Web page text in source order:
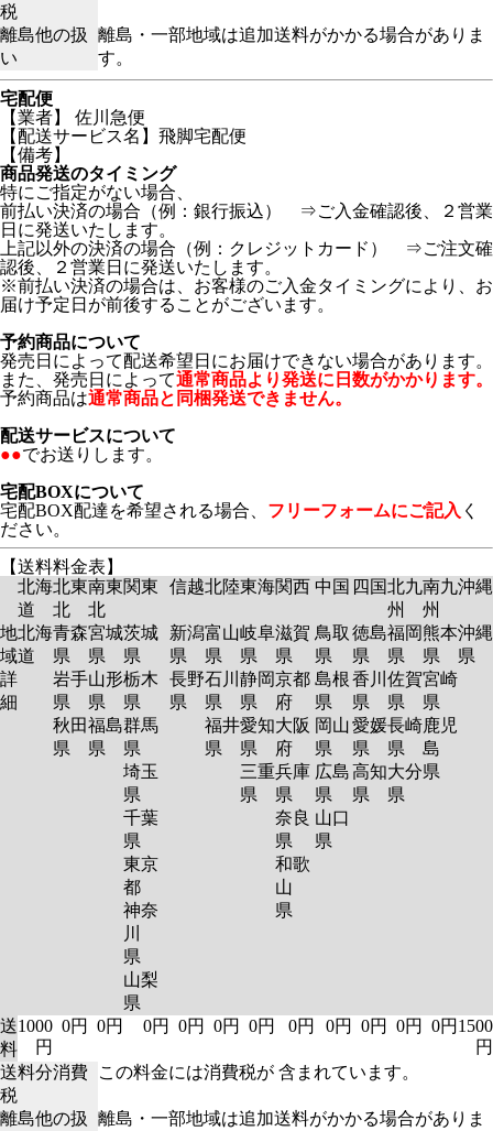
税
離島他の扱
い
離島・一部地域は追加送料がかかる場合がありま
す。
宅配便
【業者】 佐川急便
【配送サービス名】飛脚宅配便
【備考】
商品発送のタイミング
特にご指定がない場合、
前払い決済の場合（例：銀行振込） ⇒ご入金確認後、２営業
日に発送いたします。
上記以外の決済の場合（例：クレジットカード） ⇒ご注文確
認後、２営業日に発送いたします。
※前払い決済の場合は、お客様のご入金タイミングにより、お
届け予定日が前後することがございます。
予約商品について
発売日によって配送希望日にお届けできない場合があります。
また、発売日によって通常商品より発送に日数がかかります。
予約商品は通常商品と同梱発送できません。
配送サービスについて
●●でお送りします。
宅配BOXについて
宅配BOX配達を希望される場合、 フリーフォームにご記入 く
ださい。
【送料料金表】
北海
道
北東
北
南東
北
関東 信越北陸東海関西 中国 四国北九
州
南九
州
沖縄
地
域
詳
細
北海
道
青森
県
岩手
県
秋田
県
宮城
県
山形
県
福島
県
茨城
県
栃木
県
群馬
県
埼玉
県
千葉
県
東京
都
神奈
川
県
山梨
県
新潟
県
長野
県
富山
県
石川
県
福井
県
岐阜
県
静岡
県
愛知
県
三重
県
滋賀
県
京都
府
大阪
府
兵庫
県
奈良
県
和歌
山
県
鳥取
県
島根
県
岡山
県
広島
県
山口
県
徳島
県
香川
県
愛媛
県
高知
県
福岡
県
佐賀
県
長崎
県
大分
県
熊本
県
宮崎
県
鹿児
島
県
沖縄
県
送
料
1000
円
0円 0円 0円 0円 0円 0円 0円 0円 0円 0円 0円 1500
円
送料分消費
税
この料金には消費税が 含まれています。
離島他の扱
離島・一部地域は追加送料がかかる場合がありま